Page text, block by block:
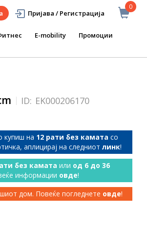
0
Пријава / Регистрација
E-mobility Промоции
ID: EK000206170
купиш на 12 рати без камата со
аплицирај на следниот линк!
без камата или од 6 до 36
информации овде!
дом. Повеќе погледнете овде!